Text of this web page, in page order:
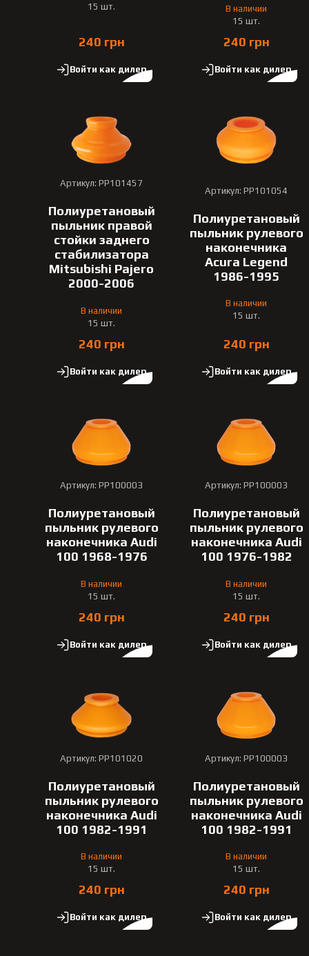
15 шт.
240 грн
Войти как дилер
В наличии
15 шт.
240 грн
Войти как дилер
Артикул: PP101457
Полиуретановый
пыльник правой
стойки заднего
стабилизатора
Mitsubishi Pajero
2000-2006
В наличии
15 шт.
240 грн
Войти как дилер
Артикул: PP101054
Полиуретановый
пыльник рулевого
наконечника
Acura Legend
1986-1995
В наличии
15 шт.
240 грн
Войти как дилер
Артикул: PP100003
Полиуретановый
пыльник рулевого
наконечника Audi
100 1968-1976
В наличии
15 шт.
240 грн
Войти как дилер
Артикул: PP100003
Полиуретановый
пыльник рулевого
наконечника Audi
100 1976-1982
В наличии
15 шт.
240 грн
Войти как дилер
Артикул: PP101020
Полиуретановый
пыльник рулевого
наконечника Audi
100 1982-1991
В наличии
15 шт.
240 грн
Войти как дилер
Артикул: PP100003
Полиуретановый
пыльник рулевого
наконечника Audi
100 1982-1991
В наличии
15 шт.
240 грн
Войти как дилер